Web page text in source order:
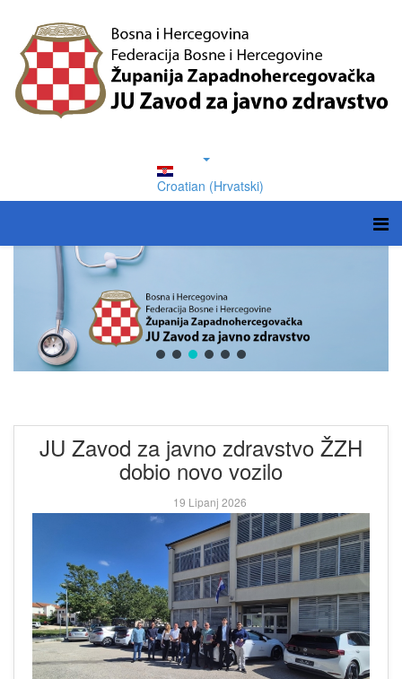
Croatian (Hrvatski)
JU Zavod za javno zdravstvo ŽZH
dobio novo vozilo
19 Lipanj 2026